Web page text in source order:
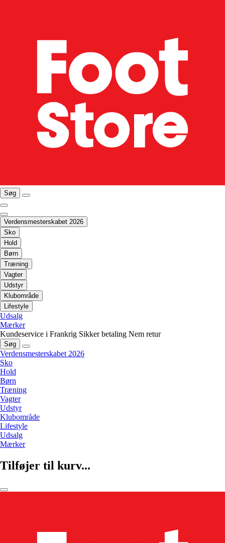
Søg
Verdensmesterskabet 2026
Sko
Hold
Børn
Træning
Vagter
Udstyr
Klubområde
Lifestyle
Udsalg
Mærker
Kundeservice i Frankrig Sikker betaling Nem retur
Søg
Verdensmesterskabet 2026
Sko
Hold
Børn
Træning
Vagter
Udstyr
Klubområde
Lifestyle
Udsalg
Mærker
Tilføjer til kurv...